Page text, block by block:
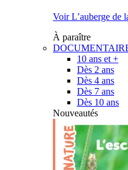
Voir L’auberge de
À paraître
10 ans et +
Dès 2 ans
Dès 4 ans
Dès 7 ans
Dès 10 ans
Nouveautés